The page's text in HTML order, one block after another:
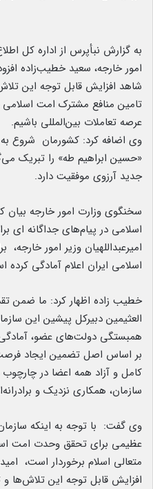
به گزارش نبأپرس از اداره کل
امور خارجه، سعید خطیب‌زاده
شاهد افزایش قابل توجه این
تامین منافع مشترک امت
عرصه تعاملات بین‌المللی باشیم.
وی اضافه کرد: کشورمان شروع به
«حسین ابراهیم طه» را تبریک
جدید آرزوی موفقیت دارد.
سخنگوی وزارت امور خارجه بیان
اسلامی در پیام‌های جداگانه ای
امیرعبداللهیان وزیر امور
اسلامی ایران اعلام آمادگی کرده
خطیب زاده اظهار کرد: ما ضمن
العثیمین دبیرکل پیشین این
همبستگی دولت‌های عضو، آمادگی
بر اساس اصل تضمین ایجاد
کامل و آزاد همه اعضا در چارچوب
سازمان، همکاری نزدیک و
وی گفت: با توجه به اینکه
عظیمی برای تحقق وحدت امت
متعالی اسلام برخوردار است،
افزایش قابل توجه این